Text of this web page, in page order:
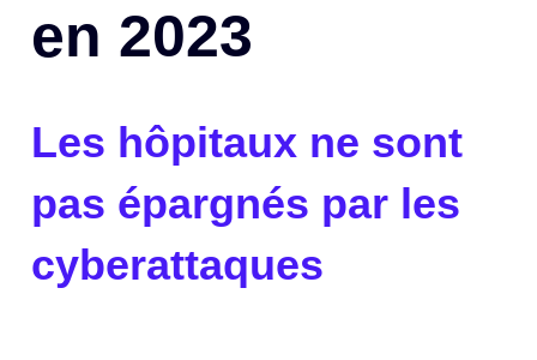
en 2023
Les hôpitaux ne sont
pas épargnés par les
cyberattaques